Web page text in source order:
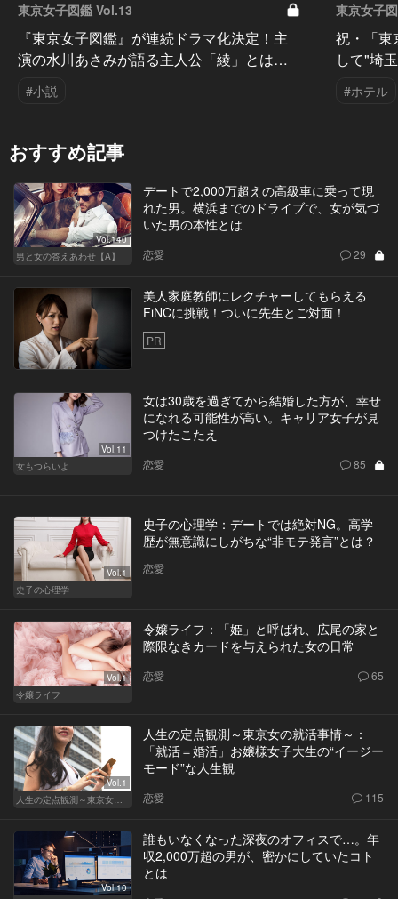
東京女子図鑑 Vol.13
『東京女子図鑑』が連続ドラマ化決定！主
演の水川あさみが語る主人公「綾」とは…
#小説
東京女子
祝・「東
して"埼
#ホテル
おすすめ記事
Vol.140
男と女の答えあわせ【A】
デートで2,000万超えの高級車に乗って現
れた男。横浜までのドライブで、女が気づ
いた男の本性とは
恋愛 29
美人家庭教師にレクチャーしてもらえる
FiNCに挑戦！ついに先生とご対面！
PR
Vol.11
女もつらいよ
女は30歳を過ぎてから結婚した方が、幸せ
になれる可能性が高い。キャリア女子が見
つけたこたえ
恋愛 85
Vol.1
史子の心理学
史子の心理学：デートでは絶対NG。高学
歴が無意識にしがちな“非モテ発言”とは？
恋愛
Vol.1
令嬢ライフ
令嬢ライフ：「姫」と呼ばれ、広尾の家と
際限なきカードを与えられた女の日常
恋愛 65
Vol.1
人生の定点観測～東京女の就活事情～
人生の定点観測～東京女の就活事情～：
「就活＝婚活」お嬢様女子大生の“イージー
モード”な人生観
恋愛 115
Vol.10
誰もいなくなった深夜のオフィスで…。年
収2,000万超の男が、密かにしていたコト
とは